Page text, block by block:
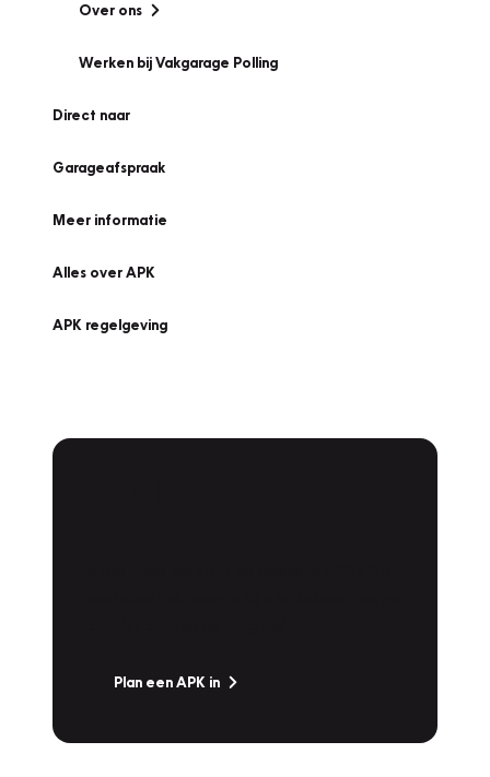
Over ons
Werken bij Vakgarage Polling
Direct naar
Garageafspraak
Meer informatie
Alles over APK
APK regelgeving
Plan een APK in